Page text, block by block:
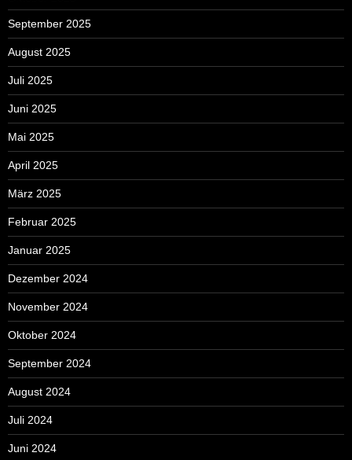
September 2025
August 2025
Juli 2025
Juni 2025
Mai 2025
April 2025
März 2025
Februar 2025
Januar 2025
Dezember 2024
November 2024
Oktober 2024
September 2024
August 2024
Juli 2024
Juni 2024